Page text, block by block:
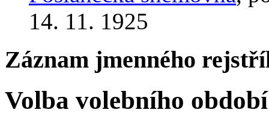
14. 11. 1925
Záznam jmenného
Volba volebního období